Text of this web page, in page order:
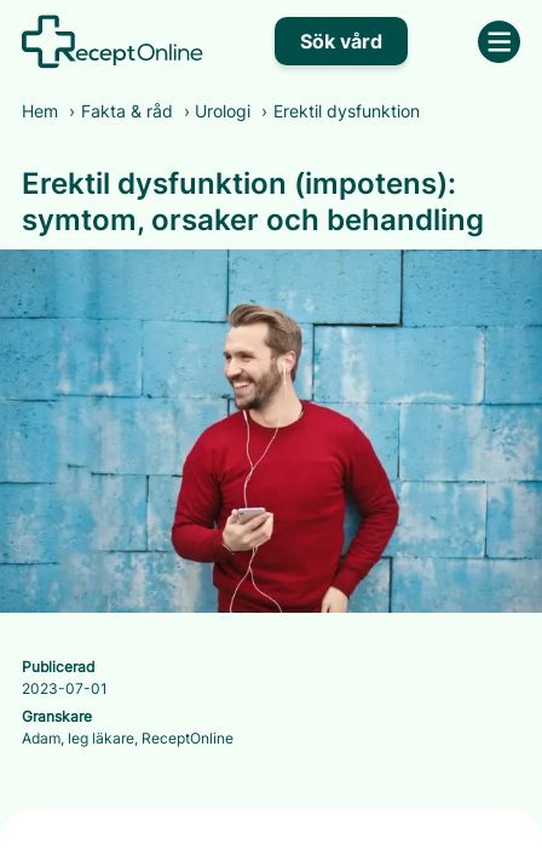
Sök vård
Hem › Fakta & råd › Urologi › Erektil dysfunktion
Erektil dysfunktion (impotens):
symtom, orsaker och behandling
Publicerad
2023-07-01
Granskare
Adam, leg läkare, ReceptOnline